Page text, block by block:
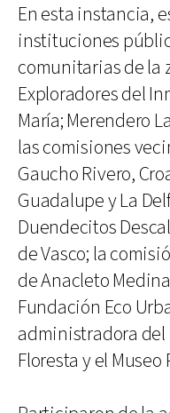
En esta instancia,
instituciones
comunitarias de la
Exploradores del
María; ⁠Merendero
las comisiones
Gaucho Rivero,
Guadalupe y La
Duendecitos
de Vasco; la
de Anacleto
⁠Fundación Eco
administradora del
Floresta y el